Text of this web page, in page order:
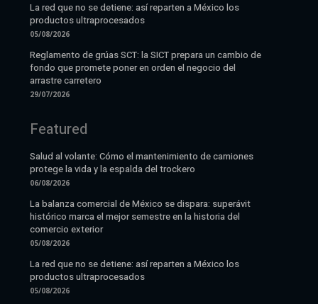
La red que no se detiene: así reparten a México los
productos ultraprocesados
05/08/2026
Reglamento de grúas SCT: la SICT prepara un cambio de
fondo que promete poner en orden el negocio del
arrastre carretero
29/07/2026
Featured
Salud al volante: Cómo el mantenimiento de camiones
protege la vida y la espalda del trockero
06/08/2026
La balanza comercial de México se dispara: superávit
histórico marca el mejor semestre en la historia del
comercio exterior
05/08/2026
La red que no se detiene: así reparten a México los
productos ultraprocesados
05/08/2026